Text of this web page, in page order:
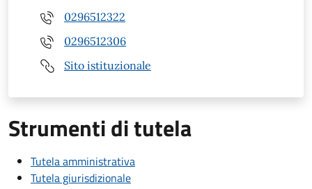
0296512322
0296512306
Sito istituzionale
Strumenti di tutela
Tutela amministrativa
Tutela giurisdizionale